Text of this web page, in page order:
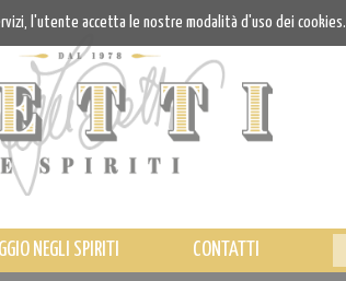
NEGLI SPIRITI CONTATTI
l'utente accetta le nostre modalità d'uso dei cookies.